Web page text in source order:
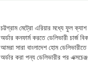
চট্টগ্রাম মেট্রো এরিয়ার মধ্যে ফুল
অর্ডার কনফার্ম করতে ডেলিভারী চার্জ
আমরা সারা বাংলাদেশ হোম
অর্ডার করা পন্য ডেলিভারীর পর